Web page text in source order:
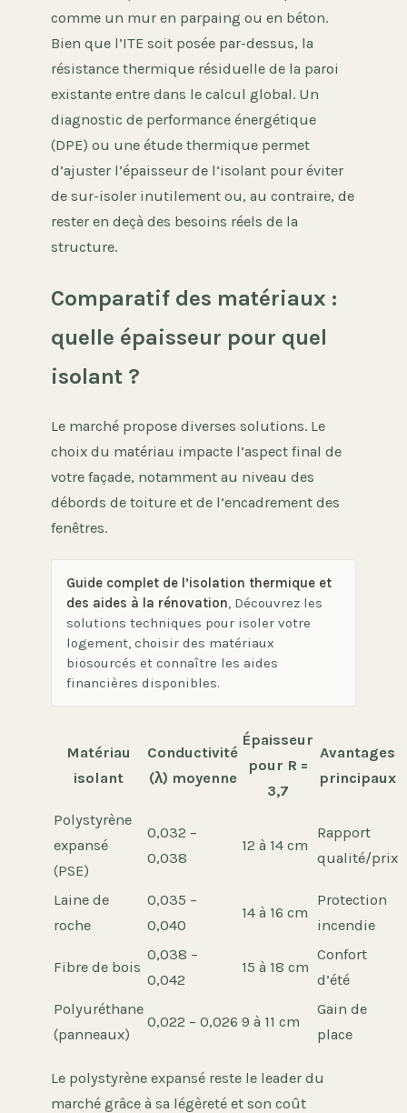
comme un mur en parpaing ou en béton.
Bien que l’ITE soit posée par-dessus, la
résistance thermique résiduelle de la paroi
existante entre dans le calcul global. Un
diagnostic de performance énergétique
(DPE) ou une étude thermique permet
d’ajuster l’épaisseur de l’isolant pour éviter
de sur-isoler inutilement ou, au contraire, de
rester en deçà des besoins réels de la
structure.
Comparatif des matériaux :
quelle épaisseur pour quel
isolant ?
Le marché propose diverses solutions. Le
choix du matériau impacte l’aspect final de
votre façade, notamment au niveau des
débords de toiture et de l’encadrement des
fenêtres.
Guide complet de l’isolation thermique et
des aides à la rénovation, Découvrez les
solutions techniques pour isoler votre
logement, choisir des matériaux
biosourcés et connaître les aides
financières disponibles.
Matériau
isolant
Conductivité
(λ) moyenne
Épaisseur
pour R =
3,7
Avantages
principaux
Polystyrène
expansé
(PSE)
0,032 –
0,038
12 à 14 cm
Rapport
qualité/prix
Laine de
roche
0,035 –
0,040
14 à 16 cm
Protection
incendie
Fibre de bois
0,038 –
0,042
15 à 18 cm
Confort
d’été
Polyuréthane
(panneaux)
0,022 – 0,026 9 à 11 cm
Gain de
place
Le polystyrène expansé reste le leader du
marché grâce à sa légèreté et son coût